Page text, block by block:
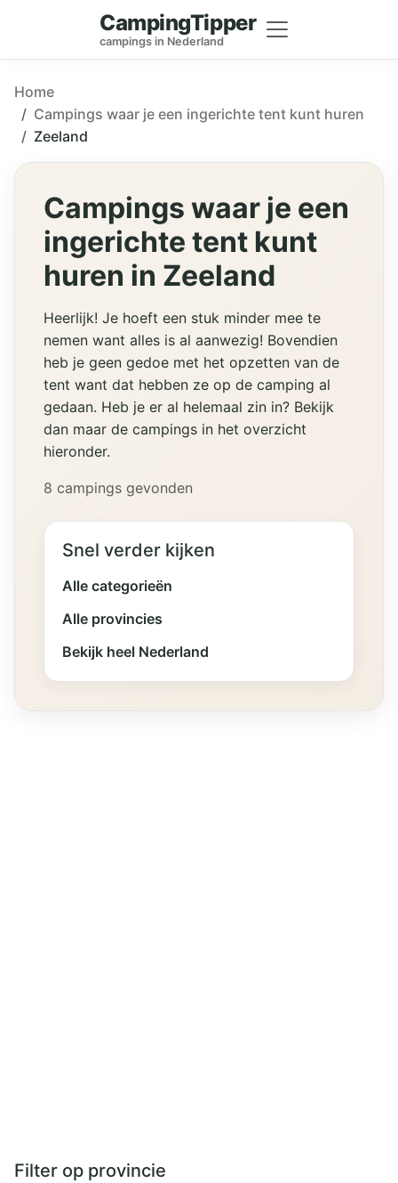
CampingTipper
campings in Nederland
Home
Campings waar je een ingerichte tent kunt huren
Zeeland
Campings waar je een
ingerichte tent kunt
huren in Zeeland
Heerlijk! Je hoeft een stuk minder mee te
nemen want alles is al aanwezig! Bovendien
heb je geen gedoe met het opzetten van de
tent want dat hebben ze op de camping al
gedaan. Heb je er al helemaal zin in? Bekijk
dan maar de campings in het overzicht
hieronder.
8 campings gevonden
Snel verder kijken
Alle categorieën
Alle provincies
Bekijk heel Nederland
Filter op provincie